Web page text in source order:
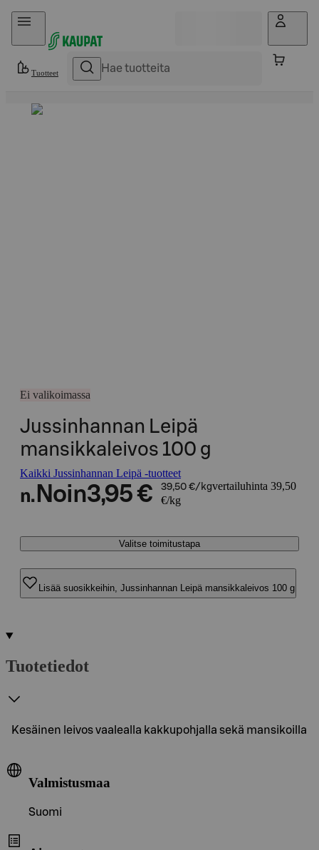
Hyppää sisältöön
Tuotteet
Ei valikoimassa
Jussinhannan Leipä
mansikkaleivos 100 g
Kaikki Jussinhannan Leipä -tuotteet
n. Noin3,95 € 39,50 €/kgvertailuhinta 39,50
€/kg
Valitse toimitustapa
Lisää suosikkeihin, Jussinhannan Leipä mansikkaleivos 100 g
Tuotetiedot
Kesäinen leivos vaalealla kakkupohjalla sekä mansikoilla
Valmistusmaa
Suomi